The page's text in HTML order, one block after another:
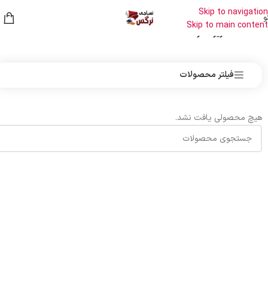
Skip to navigation
Skip to main content
زیر سفره
فیلتر محصولات
هیچ محصولی یافت نشد.